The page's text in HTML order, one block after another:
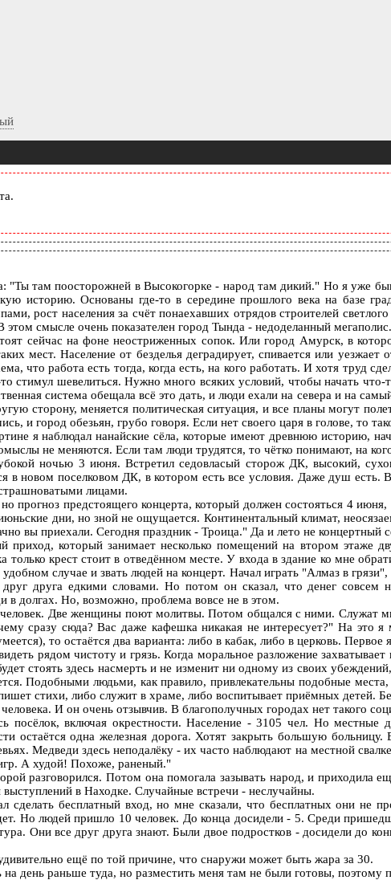
"Ты там поосторожней в Высокогорке - народ там дикий." Но я уже
историю. Основаны где-то в середине прошлого века на базе
рост населения за счёт понаехавших отрядов строителей
этом смысле очень показателен город Тында - недоделанный
сейчас на фоне неостриженных сопок. Или город Амурск, в
мест. Население от безделья деградирует, спивается или
что работа есть тогда, когда есть, на кого работать. И хотя труд
стимул шевелиться. Нужно много всяких условий, чтобы начать
система обещала всё это дать, и люди ехали на севера и на
сторону, меняется политическая ситуация, и все планы могут
и город обезьян, грубо говоря. Если нет своего царя в голове, то
я наблюдал нанайские сёла, которые имеют древнюю историю,
не меняются. Если там люди трудятся, то чётко понимают, на
ночью 3 июня. Встретил седовласый сторож ДК, высокий,
в новом поселковом ДК, в котором есть все условия. Даже душ
лицами.
прогноз предстоящего концерта, который должен состояться 4
дни, но зной не ощущается. Континентальный климат,
вы приехали. Сегодня праздник - Троица." Да и лето не концертный
приход, который занимает несколько помещений на втором этаже
только крест стоит в отведённом месте. У входа в здание ко мне
случае и звать людей на концерт. Начал играть "Алмаз в
друг друга едкими словами. Но потом он сказал, что денег
в долгах. Но, возможно, проблема вовсе не в этом.
Две женщины поют молитвы. Потом общался с ними. Служат
сразу сюда? Вас даже кафешка никакая не интересует?" На это
то остаётся два варианта: либо в кабак, либо в церковь.
рядом чистоту и грязь. Когда моральное разложение
стоять здесь насмерть и не изменит ни одному из своих
Подобными людьми, как правило, привлекательны подобные
стихи, либо служит в храме, либо воспитывает приёмных детей.
И он очень отзывчив. В благополучных городах нет такого
посёлок, включая окрестности. Население - 3105 чел. Но
остаётся одна железная дорога. Хотят закрыть большую
Медведи здесь неподалёку - их часто наблюдают на местной
А худой! Похоже, раненый."
разговорился. Потом она помогала зазывать народ, и
в Находке. Случайные встречи - неслучайны.
сделать бесплатный вход, но мне сказали, что бесплатных они
Но людей пришло 10 человек. До конца досидели - 5. Среди
Они все друг друга знают. Были двое подростков - досидели до
ещё по той причине, что снаружи может быть жара за 30.
день раньше туда, но разместить меня там не были готовы, поэтому